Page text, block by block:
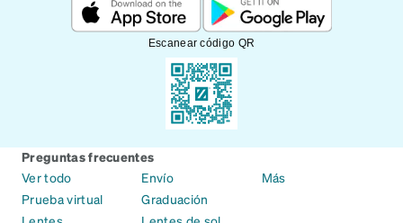
Escanear código QR
Preguntas frecuentes
Ver todo
Prueba virtual
Envío
Graduación
Más